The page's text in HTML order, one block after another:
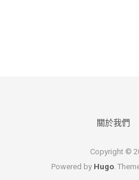
關於我們
Copyright ©
Powered by Hugo.